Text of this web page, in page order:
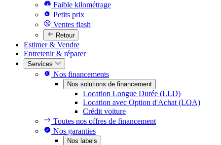
Faible kilométrage
Petits prix
Ventes flash
Retour
Estimer & Vendre
Entretenir & réparer
Services
Nos financements
Nos solutions de financement
Location Longue Durée (LLD)
Location avec Option d'Achat (LOA)
Crédit voiture
Toutes nos offres de financement
Nos garanties
Nos labels